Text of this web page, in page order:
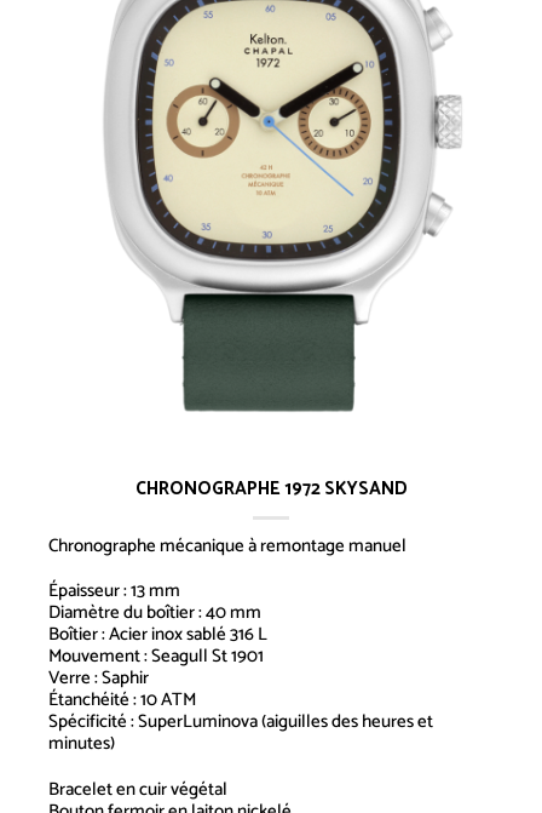
CHRONOGRAPHE 1972 SKYSAND
Chronographe mécanique à remontage manuel
Épaisseur : 13 mm
Diamètre du boîtier : 40 mm
Boîtier : Acier inox sablé 316 L
Mouvement : Seagull St 1901
Verre : Saphir
Étanchéité : 10 ATM
Spécificité : SuperLuminova (aiguilles des heures et
minutes)
Bracelet en cuir végétal